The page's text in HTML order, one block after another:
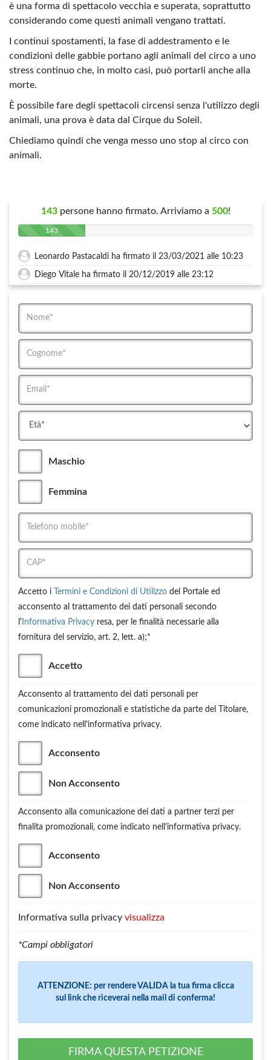
è una forma di spettacolo vecchia e superata, soprattutto
considerando come questi animali vengano trattati.
I continui spostamenti, la fase di addestramento e le
condizioni delle gabbie portano agli animali del circo a uno
stress continuo che, in molto casi, può portarli anche alla
morte.
È possibile fare degli spettacoli circensi senza l'utilizzo degli
animali, una prova è data dal Cirque du Soleil.
Chiediamo quindi che venga messo uno stop al circo con
animali.
143persone hanno firmato. Arriviamo a 500!
143
Leonardo Pastacaldi ha firmato il 23/03/2021 alle 10:23
Diego Vitale ha firmato il 20/12/2019 alle 23:12
Maschio
Femmina
Accetto i Termini e Condizioni di Utilizzo del Portale ed
acconsento al trattamento dei dati personali secondo
l' Informativa Privacy resa, per le finalità necessarie alla
fornitura del servizio, art. 2, lett. a);*
Accetto
Acconsento al trattamento dei dati personali per
comunicazioni promozionali e statistiche da parte del Titolare,
come indicato nell'informativa privacy.
Acconsento
Non Acconsento
Acconsento alla comunicazione dei dati a partner terzi per
finalita promozionali, come indicato nell'informativa privacy.
Acconsento
Non Acconsento
Informativa sulla privacy visualizza
*Campi obbligatori
ATTENZIONE: per rendere VALIDA la tua firma clicca
sul link che riceverai nella mail di conferma!
FIRMA QUESTA PETIZIONE